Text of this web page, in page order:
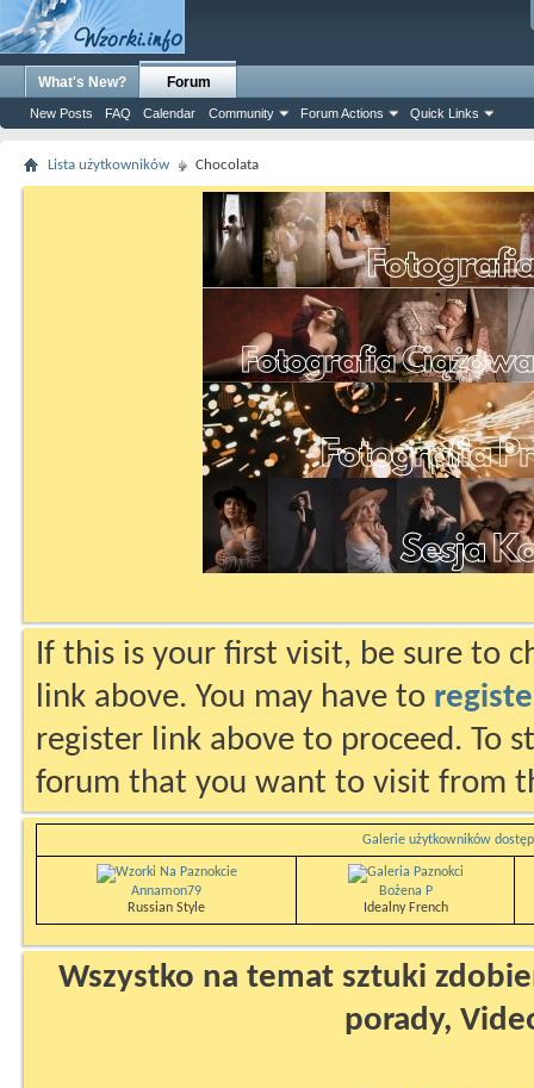
What's New? Forum
New Posts FAQ Calendar Community Forum Actions Quick Links
Lista użytkowników Chocolata
If this is your first visit, be sure to
link above. You may have to
register link above to proceed. To
forum that you want to visit from
Galerie użytkowników
Annamon79
Russian Style
Bożena P
Idealny French
Wszystko na temat sztuki
porady,